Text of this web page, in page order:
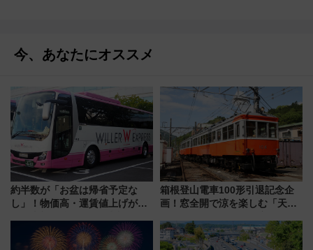
今、あなたにオススメ
約半数が「お盆は帰省予定な
し」！物価高・運賃値上げが財
りたいけど……【WILLER お盆
帰省動向調査】
箱根登山電車100形引退記念企
画！窓全開で涼を楽しむ「天然
発売